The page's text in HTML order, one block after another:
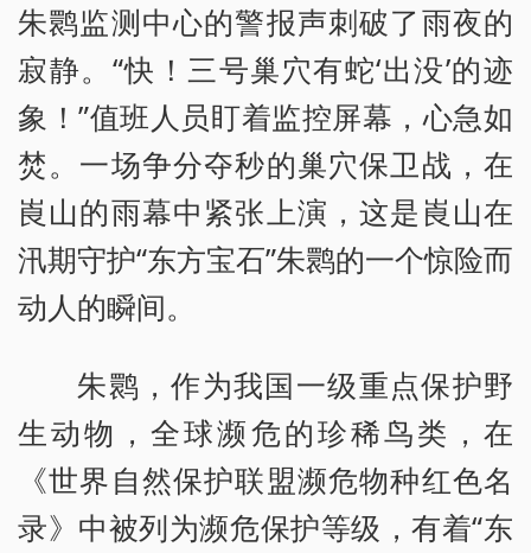
朱鹮监测中心的警报声刺破了雨夜的
寂静。“快！三号巢穴有蛇‘出没’的迹
象！”值班人员盯着监控屏幕，心急如
焚。一场争分夺秒的巢穴保卫战，在
崀山的雨幕中紧张上演，这是崀山在
汛期守护“东方宝石”朱鹮的一个惊险而
动人的瞬间。
朱鹮，作为我国一级重点保护野
生动物，全球濒危的珍稀鸟类，在
《世界自然保护联盟濒危物种红色名
录》中被列为濒危保护等级，有着“东